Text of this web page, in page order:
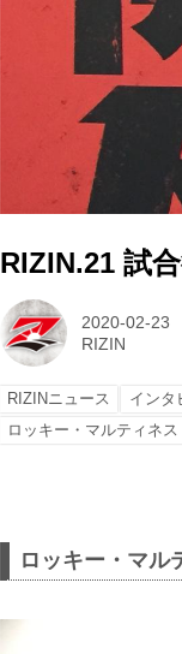
RIZIN.21 試
2020-02-23
RIZIN
RIZINニュース インタ
ロッキー・マルティネス
ロッキー・マル